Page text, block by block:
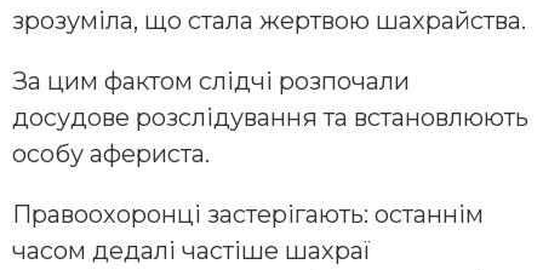
зрозуміла, що стала жертвою шахрайства.
За цим фактом слідчі розпочали
досудове розслідування та встановлюють
особу афериста.
Правоохоронці застерігають: останнім
часом дедалі частіше шахраї